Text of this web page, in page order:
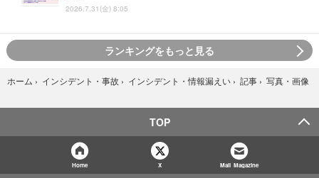
2026.7.31(金) 8:05
ランキングをもっと見る
ホーム › インシデント・事故 › インシデント・情報漏えい › 記事 › 写真・画像
TOP
Home X Mail Magazine